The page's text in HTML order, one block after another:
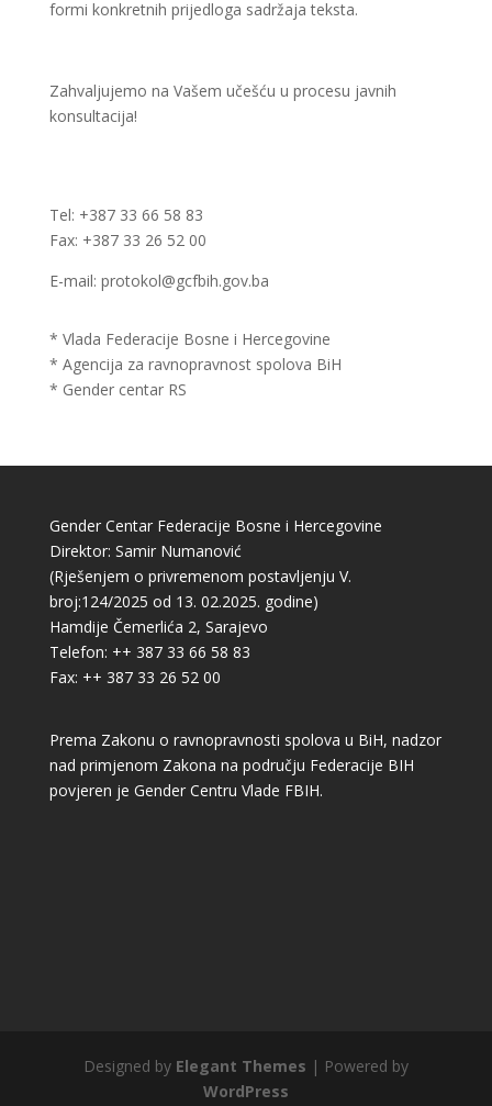
formi konkretnih prijedloga sadržaja teksta.
Zahvaljujemo na Vašem učešću u procesu javnih
konsultacija!
Tel: +387 33 66 58 83
Fax: +387 33 26 52 00
E-mail: protokol@gcfbih.gov.ba
* Vlada Federacije Bosne i Hercegovine
* Agencija za ravnopravnost spolova BiH
* Gender centar RS
Gender Centar Federacije Bosne i Hercegovine
Direktor: Samir Numanović
(Rješenjem o privremenom postavljenju V.
broj:124/2025 od 13. 02.2025. godine)
Hamdije Čemerlića 2, Sarajevo
Telefon: ++ 387 33 66 58 83
Fax: ++ 387 33 26 52 00
Prema Zakonu o ravnopravnosti spolova u BiH, nadzor
nad primjenom Zakona na području Federacije BIH
povjeren je Gender Centru Vlade FBIH.
Designed by Elegant Themes | Powered by
WordPress